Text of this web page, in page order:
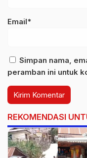
Email*
Simpan nama,
peramban ini untuk
REKOMENDASI